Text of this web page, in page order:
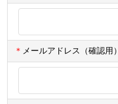
＊ メールアドレス（確認用）